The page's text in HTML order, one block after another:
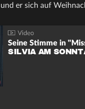
er sich auf
Seine Stimme in
SILVIA AM